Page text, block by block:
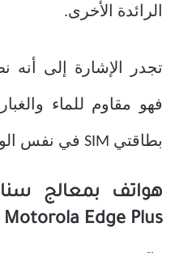
الرائدة الأخرى.
فهو مقاوم للماء
بطاقتي SIM في نفس الوقت.
Motorola Edge Plus